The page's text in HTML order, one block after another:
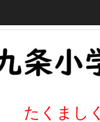
たくましく